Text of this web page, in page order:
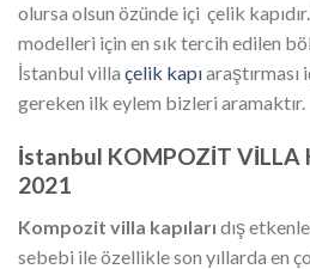
olursa olsun özünde içi çelik
modelleri için en sık tercih edilen
İstanbul villa çelik kapıaraştırması
gereken ilk eylem bizleri aramaktır.
İstanbul KOMPOZİT VİLLA
2021
Kompozit villa kapıları dış
sebebi ile özellikle son yıllarda en